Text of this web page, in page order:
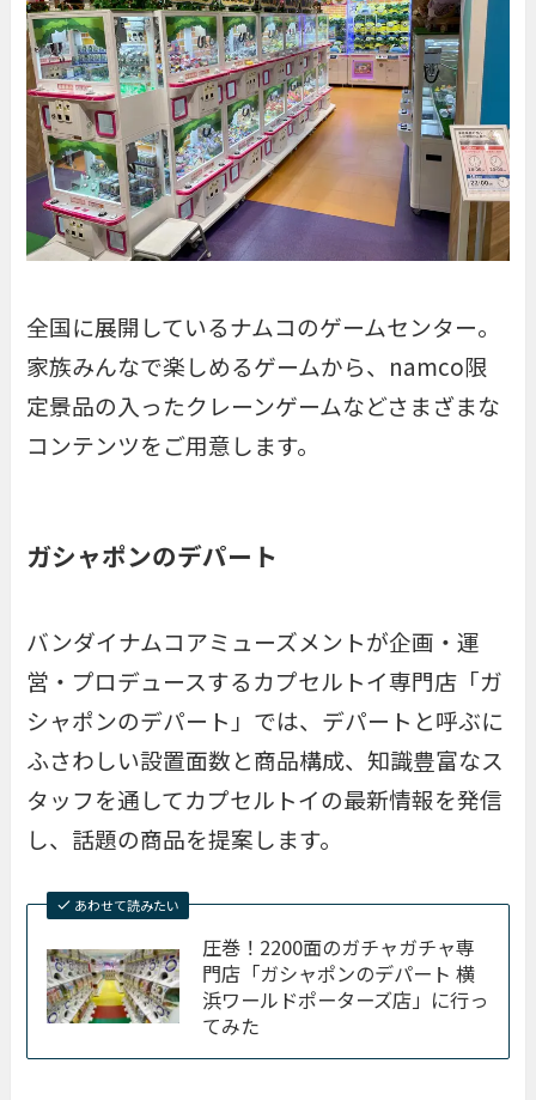
全国に展開しているナムコのゲームセンター。
家族みんなで楽しめるゲームから、namco限
定景品の入ったクレーンゲームなどさまざまな
コンテンツをご用意します。
ガシャポンのデパート
バンダイナムコアミューズメントが企画・運
営・プロデュースするカプセルトイ専門店「ガ
シャポンのデパート」では、デパートと呼ぶに
ふさわしい設置面数と商品構成、知識豊富なス
タッフを通してカプセルトイの最新情報を発信
し、話題の商品を提案します。
あわせて読みたい
圧巻！2200面のガチャガチャ専
門店「ガシャポンのデパート 横
浜ワールドポーターズ店」に行っ
てみた